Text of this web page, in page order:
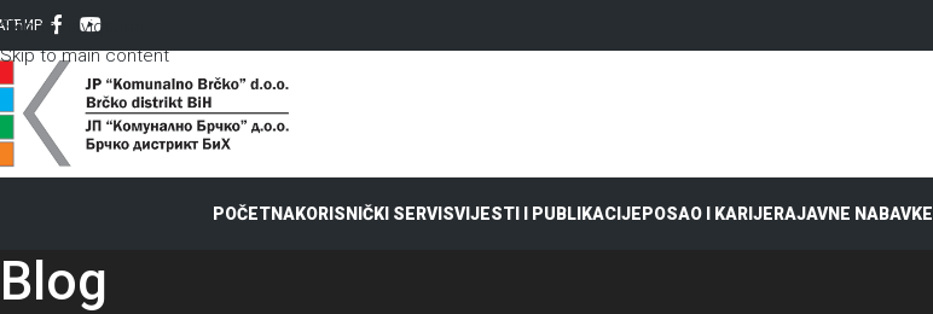
Skip to navigation
Skip to main content
ЋИР
POČETNAKORISNIČKI SERVISVIJESTI I PUBLIKACIJEPOSAO I KARIJERAJAVNE NABAVKE
Blog